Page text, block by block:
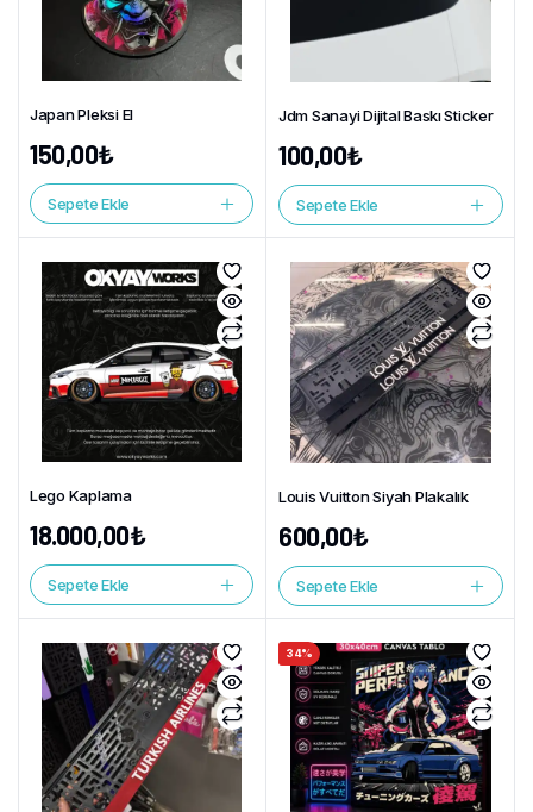
Japan Pleksi El
150,00₺
Sepete Ekle
Jdm Sanayi Dijital Baskı Sticker
100,00₺
Sepete Ekle
Lego Kaplama
18.000,00₺
Sepete Ekle
Louis Vuitton Siyah Plakalık
600,00₺
Sepete Ekle
34%